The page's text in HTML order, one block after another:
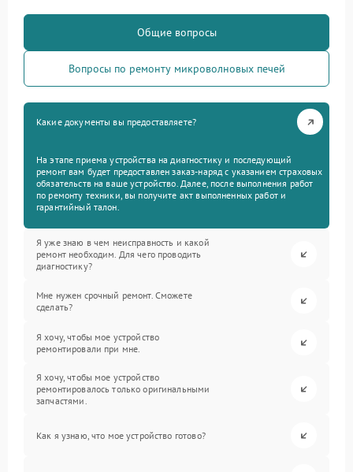
Общие вопросы
Вопросы по ремонту микроволновых печей
Какие документы вы предоставляете?
На этапе приема устройства на диагностику и последующий
ремонт вам будет предоставлен заказ-наряд с указанием страховых
обязательств на ваше устройство. Далее, после выполнения работ
по ремонту техники, вы получите акт выполненных работ и
гарантийный талон.
Я уже знаю в чем неисправность и какой
ремонт необходим. Для чего проводить
диагностику?
Мне нужен срочный ремонт. Сможете
сделать?
Я хочу, чтобы мое устройство
ремонтировали при мне.
Я хочу, чтобы мое устройство
ремонтировалось только оригинальными
запчастями.
Как я узнаю, что мое устройство готово?